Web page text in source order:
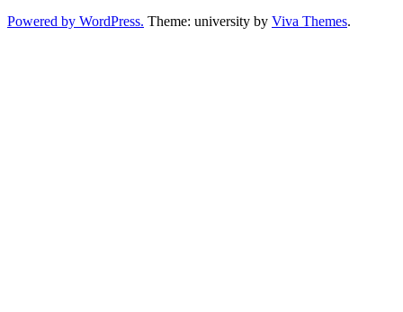
Powered by WordPress. Theme: university by Viva Themes.